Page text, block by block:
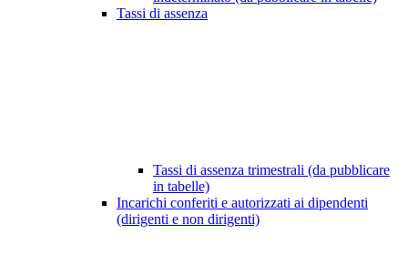
Tassi di assenza
Tassi di assenza trimestrali (da pubblicare
in tabelle)
Incarichi conferiti e autorizzati ai dipendenti
(dirigenti e non dirigenti)